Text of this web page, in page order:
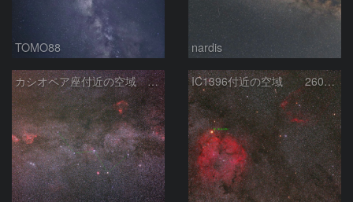
TOMO88 nardis
カシオペア座付近の空域 260720 IC1396付近の空域 260720